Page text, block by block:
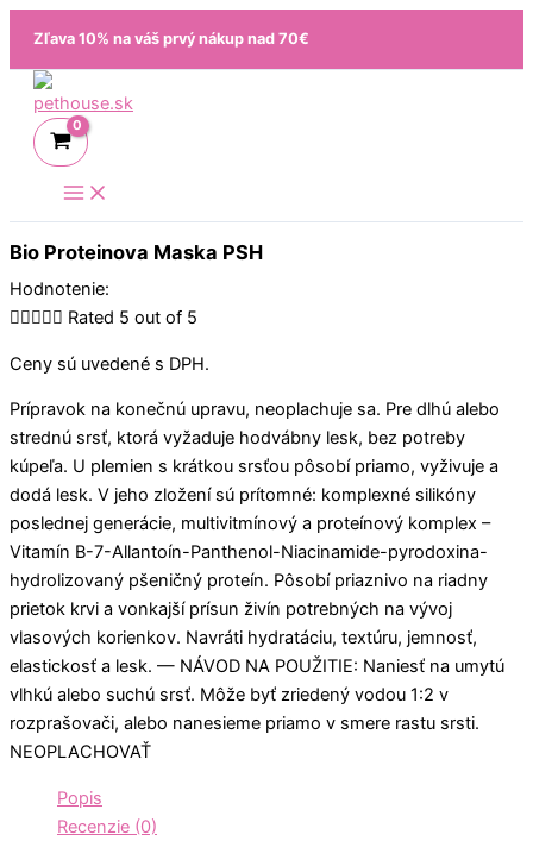
Preskočiť
obsah
Zľava 10% na váš prvý nákup nad 70€
Bio Proteinova Maska PSH
Hodnotenie:
 Rated 5 out of 5
Ceny sú uvedené s DPH.
Prípravok na konečnú upravu, neoplachuje sa. Pre dlhú alebo
strednú srsť, ktorá vyžaduje hodvábny lesk, bez potreby
kúpeľa. U plemien s krátkou srsťou pôsobí priamo, vyživuje a
dodá lesk. V jeho zložení sú prítomné: komplexné silikóny
poslednej generácie, multivitmínový a proteínový komplex –
Vitamín B-7-Allantoín-Panthenol-Niacinamide-pyrodoxina-
hydrolizovaný pšeničný proteín. Pôsobí priaznivo na riadny
prietok krvi a vonkajší prísun živín potrebných na vývoj
vlasových korienkov. Navráti hydratáciu, textúru, jemnosť,
elastickosť a lesk. — NÁVOD NA POUŽITIE: Naniesť na umytú
vlhkú alebo suchú srsť. Môže byť zriedený vodou 1:2 v
rozprašovači, alebo nanesieme priamo v smere rastu srsti.
NEOPLACHOVAŤ
Popis
Recenzie (0)